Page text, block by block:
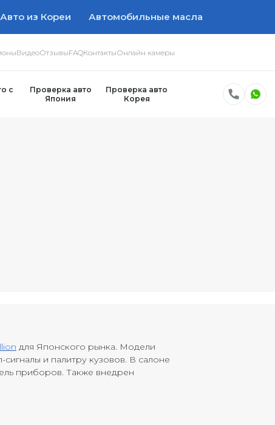
Авто из Кореи Автомобильные масла
ВидеоОтзывыFAQКонтактыОнлайн камеры
с
Проверка авто
Япония
Проверка авто
Корея
для Японского рынка. Модели
и палитру кузовов. В салоне
приборов. Также внедрен